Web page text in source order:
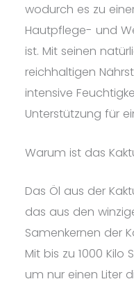
wodurch es zu
Hautpflege- und
ist. Mit seinen
reichhaltigen
intensive
Unterstützung für
Warum ist das
Das Öl aus der
das aus den
Samenkernen der
Mit bis zu 1000
um nur einen Liter